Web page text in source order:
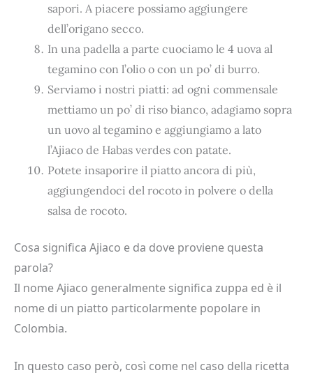
sapori. A piacere possiamo aggiungere
dell’origano secco.
In una padella a parte cuociamo le 4 uova al
tegamino con l’olio o con un po’ di burro.
Serviamo i nostri piatti: ad ogni commensale
mettiamo un po’ di riso bianco, adagiamo sopra
un uovo al tegamino e aggiungiamo a lato
l’Ajiaco de Habas verdes con patate.
Potete insaporire il piatto ancora di più,
aggiungendoci del rocoto in polvere o della
salsa de rocoto.
Cosa significa Ajiaco e da dove proviene questa
parola?
Il nome Ajiaco generalmente significa zuppa ed è il
nome di un piatto particolarmente popolare in
Colombia.
In questo caso però, così come nel caso della ricetta